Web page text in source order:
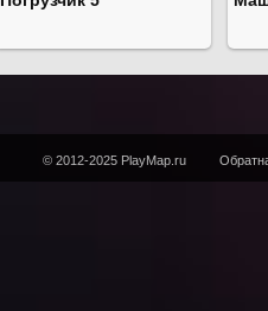
© 2012-2025 PlayMap.ru